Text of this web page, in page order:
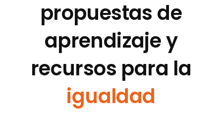
Contactopropuestas de
aprendizaje y
recursos para la
igualdad